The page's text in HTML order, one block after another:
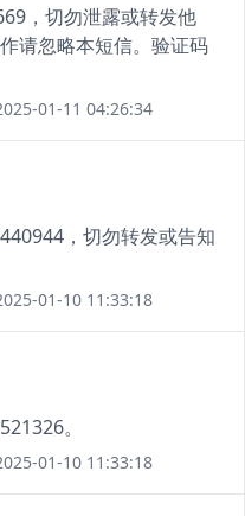
，切勿泄露或转发他
请忽略本短信。验证码
01-11 04:26:34
，切勿转发或告知
01-10 11:33:18
。
01-10 11:33:18